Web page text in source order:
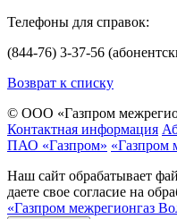
Телефоны для справок:
(844-76) 3-37-56
Возврат к списку
© ООО «Газпром
Контактная информация
ПАО «Газпром» «Газпром
Наш сайт обрабатывает
даете свое согласие на
«Газпром межрегионгаз